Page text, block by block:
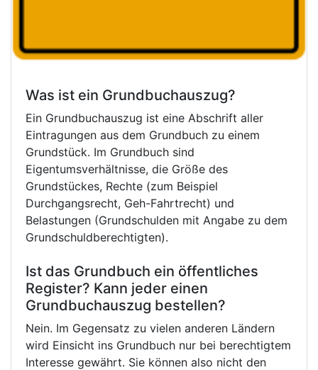
Was ist ein Grundbuchauszug?
Ein Grundbuchauszug ist eine Abschrift aller
Eintragungen aus dem Grundbuch zu einem
Grundstück. Im Grundbuch sind
Eigentumsverhältnisse, die Größe des
Grundstückes, Rechte (zum Beispiel
Durchgangsrecht, Geh-Fahrtrecht) und
Belastungen (Grundschulden mit Angabe zu dem
Grundschuldberechtigten).
Ist das Grundbuch ein öffentliches
Register? Kann jeder einen
Grundbuchauszug bestellen?
Nein. Im Gegensatz zu vielen anderen Ländern
wird Einsicht ins Grundbuch nur bei berechtigtem
Interesse gewährt. Sie können also nicht den